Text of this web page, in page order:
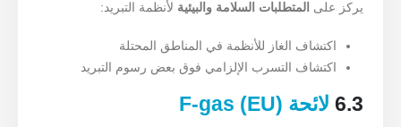
يركز على المتطلبات السلامة والبيئية لأنظمة التبريد:
اكتشاف الغاز للأنظمة في المناطق المحتلة
اكتشاف التسرب الإلزامي فوق بعض رسوم التبريد
6.3 لائحة F-gas (EU)